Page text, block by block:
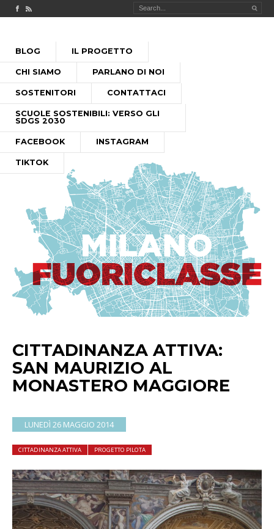
Check out our Facebook page
MILANO FUORICLASSE RSS feed
MENU PRINCIPALE
PASSA
CONTENUTO
BLOG IL PROGETTO
CHI SIAMO PARLANO DI NOI
SOSTENITORI CONTATTACI
SCUOLE SOSTENIBILI: VERSO GLI
SDGS 2030
FACEBOOK INSTAGRAM
TIKTOK
CITTADINANZA ATTIVA:
SAN MAURIZIO AL
MONASTERO MAGGIORE
LUNEDÌ 26 MAGGIO 2014
CITTADINANZA ATTIVA PROGETTO PILOTA